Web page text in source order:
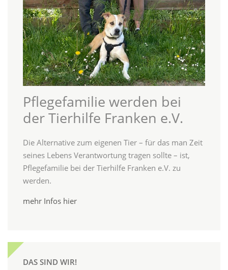
Pflegefamilie werden bei
der Tierhilfe Franken e.V.
Die Alternative zum eigenen Tier – für das man Zeit
seines Lebens Verantwortung tragen sollte – ist,
Pflegefamilie bei der Tierhilfe Franken e.V. zu
werden.
mehr Infos hier
DAS SIND WIR!